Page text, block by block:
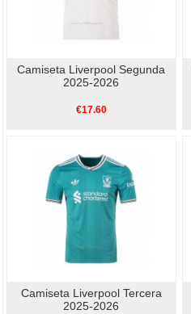
Camiseta Liverpool Segunda
2025-2026
€17.60
Camiseta Liverpool Tercera
2025-2026